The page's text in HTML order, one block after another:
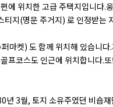
에 위치한 고급 주택지입니
지(명문 주거지) 로 인정받는
마켓) 도 함께 위치해 있습니
프코스도 인근에 위치합니
3월, 토지 소유주였던 비숍